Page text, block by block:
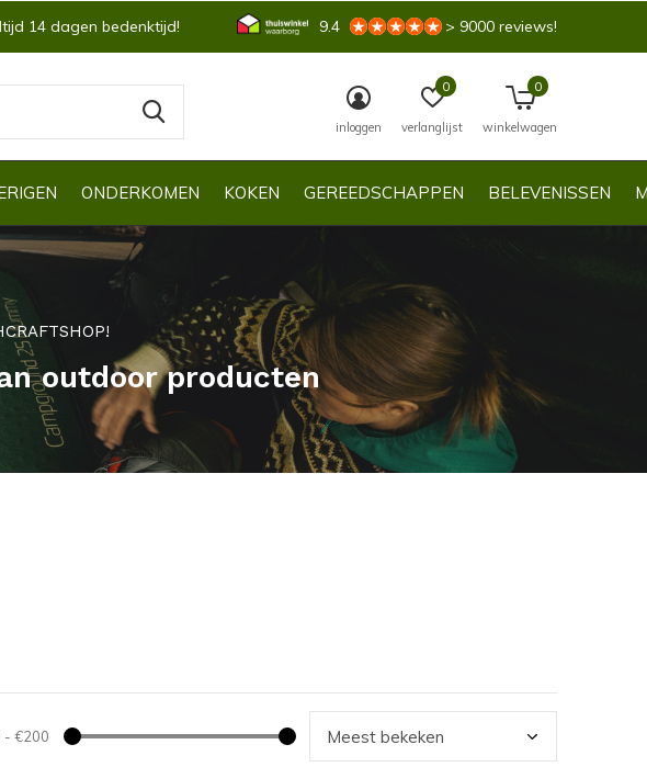
ONDERKOMEN KOKEN GEREEDSCHAPPEN BELEVENISSEN
inloggen verlanglijst
0
winkelwagen
0
14 dagen bedenktijd! 9.4 > 9000 reviews!
outdoor producten
- €200